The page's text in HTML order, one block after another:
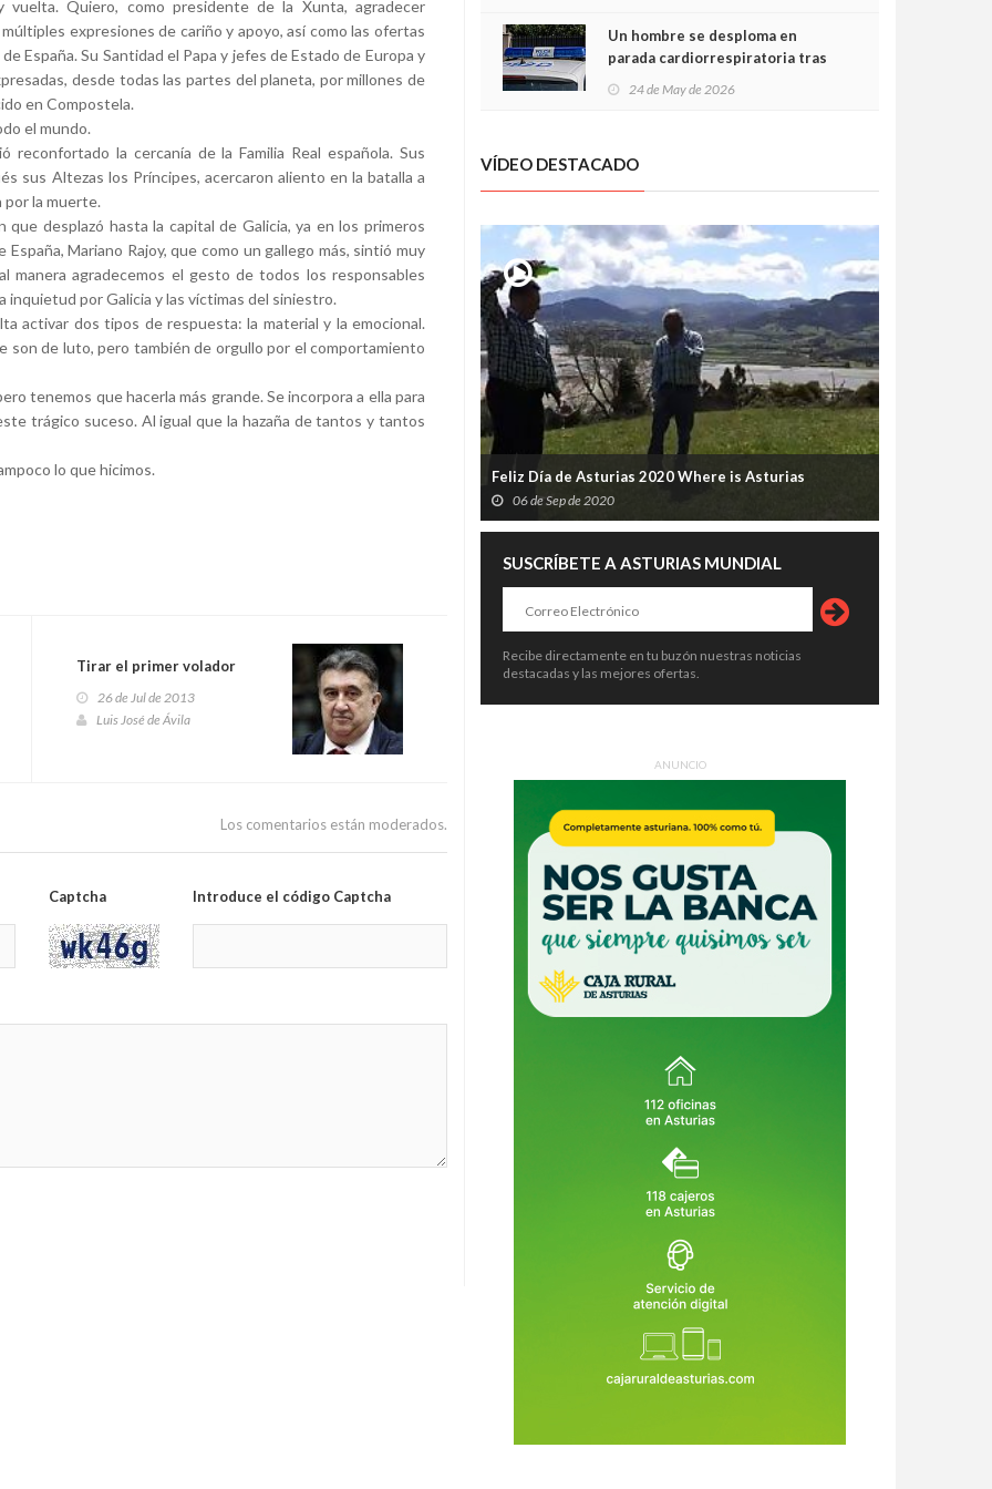
Quiero, como presidente de la Xunta, agradecer
expresiones de cariño y apoyo, así como las ofertas
España. Su Santidad el Papa y jefes de Estado de Europa y
desde todas las partes del planeta, por millones de
en Compostela.
el mundo.
la cercanía de la Familia Real española. Sus
sus Altezas los Príncipes, acercaron aliento en la batalla a
por la muerte.
desplazó hasta la capital de Galicia, ya en los primeros
Mariano Rajoy, que como un gallego más, sintió muy
manera agradecemos el gesto de todos los responsables
por Galicia y las víctimas del siniestro.
activar dos tipos de respuesta: la material y la emocional.
son de luto, pero también de orgullo por el comportamiento
tenemos que hacerla más grande. Se incorpora a ella para
trágico suceso. Al igual que la hazaña de tantos y tantos
lo que hicimos.
Tirar el primer volador
26 de Jul de 2013
Luis José de Ávila
Los comentarios están moderados.
Captcha Introduce el código Captcha
Un hombre se desploma en
parada cardiorrespiratoria tras
24 de May de 2026
VÍDEO DESTACADO
Feliz Día de Asturias 2020 Where is Asturias
06 de Sep de 2020
SUSCRÍBETE A ASTURIAS MUNDIAL
Recibe directamente en tu buzón nuestras noticias
destacadas y las mejores ofertas.
ANUNCIO